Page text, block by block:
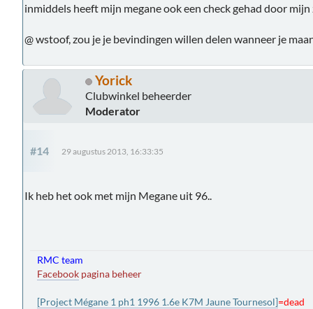
inmiddels heeft mijn megane ook een check gehad door
@ wstoof, zou je je bevindingen willen delen wanneer je
Yorick
Clubwinkel beheerder
Moderator
#14 29 augustus 2013, 16:33:35
Ik heb het ook met mijn Megane uit 96..
RMC team
Facebook pagina beheer
[Project Mégane 1 ph1 1996 1.6e K7M Jaune Tournesol]=dead